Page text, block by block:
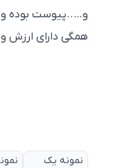
و…..پیوست بوده و
همگی دارای ارزش و
نمونه یک
نمونه